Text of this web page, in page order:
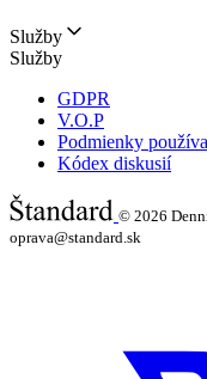
Služby
Služby
GDPR
V.O.P
Podmienky
Kódex diskusií
© 2026
oprava@standard.sk